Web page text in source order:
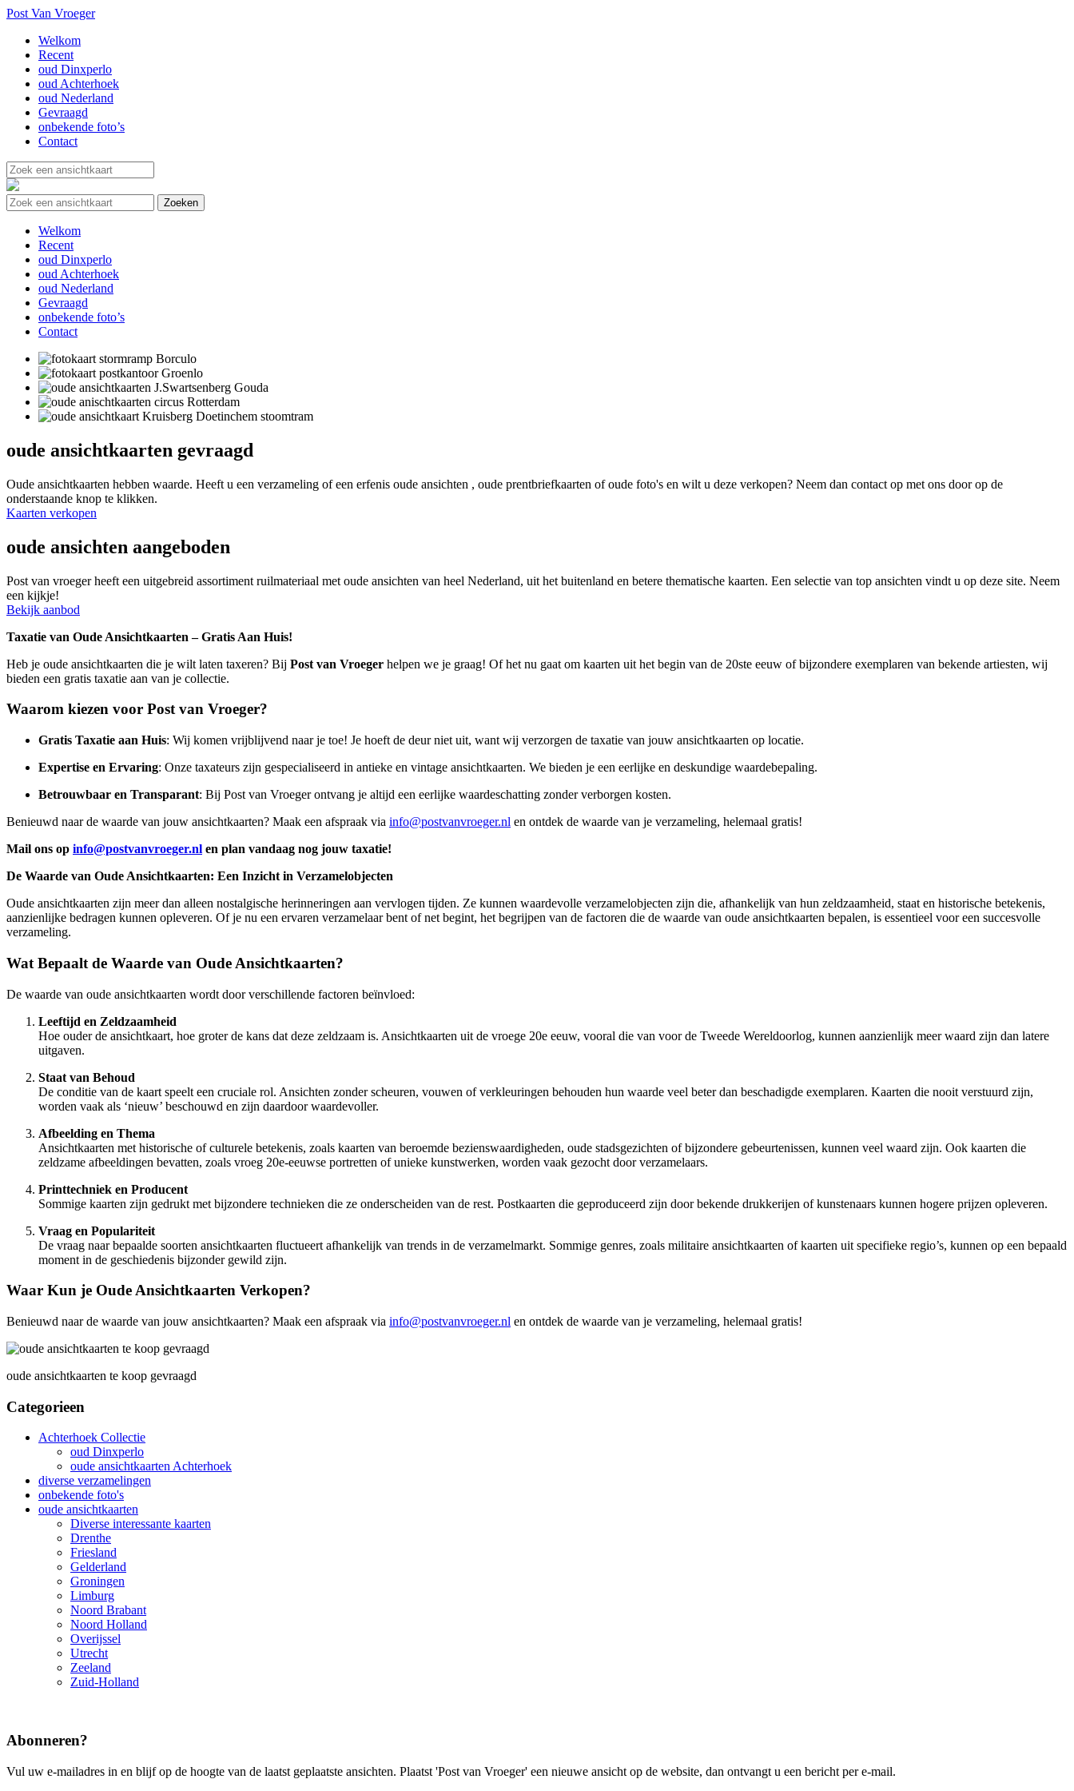
Post Van Vroeger
Welkom
Recent
oud Dinxperlo
oud Achterhoek
oud Nederland
Gevraagd
onbekende foto’s
Contact
Welkom
Recent
oud Dinxperlo
oud Achterhoek
oud Nederland
Gevraagd
onbekende foto’s
Contact
oude ansichtkaarten gevraagd
Oude ansichtkaarten hebben waarde. Heeft u een verzameling of een erfenis oude ansichten , oude prentbriefkaarten of oude foto's en wilt u deze verkopen? Neem dan contact op met ons door op de
onderstaande knop te klikken.
Kaarten verkopen
oude ansichten aangeboden
Post van vroeger heeft een uitgebreid assortiment ruilmateriaal met oude ansichten van heel Nederland, uit het buitenland en betere thematische kaarten. Een selectie van top ansichten vindt u op deze site. Neem
een kijkje!
Bekijk aanbod
Taxatie van Oude Ansichtkaarten – Gratis Aan Huis!
Heb je oude ansichtkaarten die je wilt laten taxeren? Bij Post van Vroeger helpen we je graag! Of het nu gaat om kaarten uit het begin van de 20ste eeuw of bijzondere exemplaren van bekende artiesten, wij
bieden een gratis taxatie aan van je collectie.
Waarom kiezen voor Post van Vroeger?
Gratis Taxatie aan Huis: Wij komen vrijblijvend naar je toe! Je hoeft de deur niet uit, want wij verzorgen de taxatie van jouw ansichtkaarten op locatie.
Expertise en Ervaring: Onze taxateurs zijn gespecialiseerd in antieke en vintage ansichtkaarten. We bieden je een eerlijke en deskundige waardebepaling.
Betrouwbaar en Transparant: Bij Post van Vroeger ontvang je altijd een eerlijke waardeschatting zonder verborgen kosten.
Benieuwd naar de waarde van jouw ansichtkaarten? Maak een afspraak via info@postvanvroeger.nl en ontdek de waarde van je verzameling, helemaal gratis!
Mail ons op info@postvanvroeger.nl en plan vandaag nog jouw taxatie!
De Waarde van Oude Ansichtkaarten: Een Inzicht in Verzamelobjecten
Oude ansichtkaarten zijn meer dan alleen nostalgische herinneringen aan vervlogen tijden. Ze kunnen waardevolle verzamelobjecten zijn die, afhankelijk van hun zeldzaamheid, staat en historische betekenis,
aanzienlijke bedragen kunnen opleveren. Of je nu een ervaren verzamelaar bent of net begint, het begrijpen van de factoren die de waarde van oude ansichtkaarten bepalen, is essentieel voor een succesvolle
verzameling.
Wat Bepaalt de Waarde van Oude Ansichtkaarten?
De waarde van oude ansichtkaarten wordt door verschillende factoren beïnvloed:
Leeftijd en Zeldzaamheid
Hoe ouder de ansichtkaart, hoe groter de kans dat deze zeldzaam is. Ansichtkaarten uit de vroege 20e eeuw, vooral die van voor de Tweede Wereldoorlog, kunnen aanzienlijk meer waard zijn dan latere
uitgaven.
Staat van Behoud
De conditie van de kaart speelt een cruciale rol. Ansichten zonder scheuren, vouwen of verkleuringen behouden hun waarde veel beter dan beschadigde exemplaren. Kaarten die nooit verstuurd zijn,
worden vaak als ‘nieuw’ beschouwd en zijn daardoor waardevoller.
Afbeelding en Thema
Ansichtkaarten met historische of culturele betekenis, zoals kaarten van beroemde bezienswaardigheden, oude stadsgezichten of bijzondere gebeurtenissen, kunnen veel waard zijn. Ook kaarten die
zeldzame afbeeldingen bevatten, zoals vroeg 20e-eeuwse portretten of unieke kunstwerken, worden vaak gezocht door verzamelaars.
Printtechniek en Producent
Sommige kaarten zijn gedrukt met bijzondere technieken die ze onderscheiden van de rest. Postkaarten die geproduceerd zijn door bekende drukkerijen of kunstenaars kunnen hogere prijzen opleveren.
Vraag en Populariteit
De vraag naar bepaalde soorten ansichtkaarten fluctueert afhankelijk van trends in de verzamelmarkt. Sommige genres, zoals militaire ansichtkaarten of kaarten uit specifieke regio’s, kunnen op een bepaald
moment in de geschiedenis bijzonder gewild zijn.
Waar Kun je Oude Ansichtkaarten Verkopen?
Benieuwd naar de waarde van jouw ansichtkaarten? Maak een afspraak via info@postvanvroeger.nl en ontdek de waarde van je verzameling, helemaal gratis!
oude ansichtkaarten te koop gevraagd
Categorieen
Achterhoek Collectie
oud Dinxperlo
oude ansichtkaarten Achterhoek
diverse verzamelingen
onbekende foto's
oude ansichtkaarten
Diverse interessante kaarten
Drenthe
Friesland
Gelderland
Groningen
Limburg
Noord Brabant
Noord Holland
Overijssel
Utrecht
Zeeland
Zuid-Holland
Abonneren?
Vul uw e-mailadres in en blijf op de hoogte van de laatst geplaatste ansichten. Plaatst 'Post van Vroeger' een nieuwe ansicht op de website, dan ontvangt u een bericht per e-mail.